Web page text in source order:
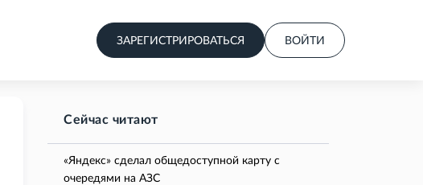
ЗАРЕГИСТРИРОВАТЬСЯ ВОЙТИ
Сейчас читают
«Яндекс» сделал общедоступной карту с
очередями на АЗС